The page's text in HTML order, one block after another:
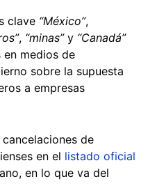
clave “México”,
, “minas”y “Canadá”
medios de
sobre la supuesta
a empresas
de
en el listado oficial
en lo que va del